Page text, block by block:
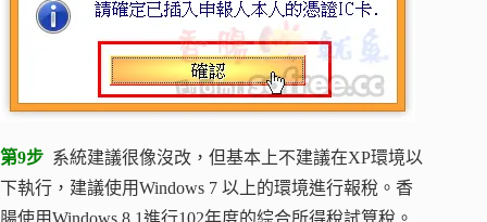
第9步 系統建議很像沒改，但基本上不建議在XP環境以
下執行，建議使用Windows 7 以上的環境進行報稅。香
腸使用Windows 8.1進行102年度的綜合所得稅試算稅。